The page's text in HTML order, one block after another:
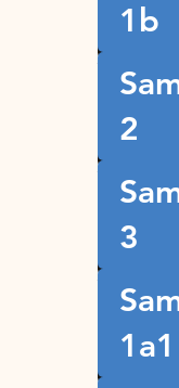
1b
2
3
1a1